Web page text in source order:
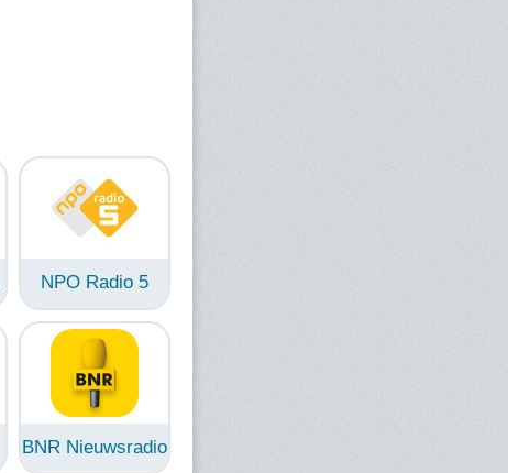
NPO Radio 5
BNR Nieuwsradio